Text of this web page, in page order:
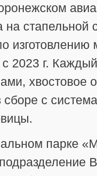
на стапельной
2023 г.
хвостовое
с
парке